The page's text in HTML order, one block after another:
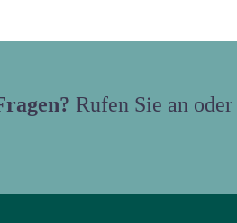
Rufen Sie an